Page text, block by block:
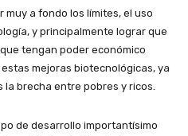
a fondo los límites, el uso
y principalmente lograr que
tengan poder económico
mejoras biotecnológicas, ya
brecha entre pobres y ricos.
de desarrollo importantísimo